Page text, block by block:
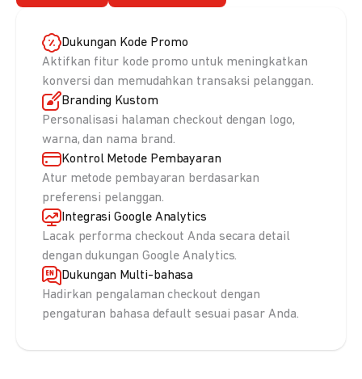
Dukungan Kode Promo
Aktifkan fitur kode promo untuk meningkatkan
konversi dan memudahkan transaksi pelanggan.
Branding Kustom
Personalisasi halaman checkout dengan logo,
warna, dan nama brand.
Kontrol Metode Pembayaran
Atur metode pembayaran berdasarkan
preferensi pelanggan.
Integrasi Google Analytics
Lacak performa checkout Anda secara detail
dengan dukungan Google Analytics.
Dukungan Multi-bahasa
Hadirkan pengalaman checkout dengan
pengaturan bahasa default sesuai pasar Anda.